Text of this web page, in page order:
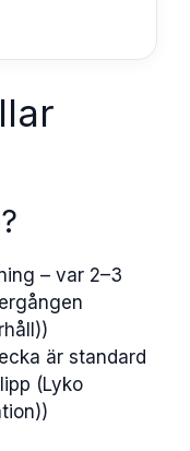
– var 2–3
är standard
(Lyko